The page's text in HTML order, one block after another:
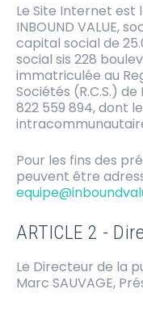
Le Site Internet
INBOUND VALUE,
capital social de
social sis 228
immatriculée au
Sociétés (R.C.S.) de
822 559 894, dont
Pour les fins des
peuvent être
ARTICLE 2 -
Le Directeur de la
Marc SAUVAGE,